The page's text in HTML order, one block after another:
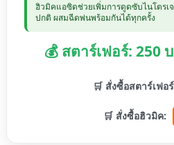
ฮิวมิคแอซิดช่วยเพิ่มการดูดซับไนโตรเ
ปกติ ผสมฉีดพ่นพร้อมกันได้ทุกครั้ง
💰 สตาร์เฟอร์: 250
🛒 สั่งซื้อสตาร์เฟอ
🛒 สั่งซื้อฮิวมิค: